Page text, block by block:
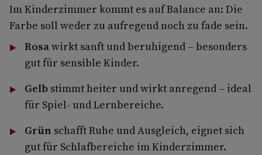
Im Kinderzimmer kommt es auf Balance an: Die
Farbe soll weder zu aufregend noch zu fade sein.
Rosawirkt sanft und beruhigend – besonders
gut für sensible Kinder.
Gelbstimmt heiter und wirkt anregend – ideal
für Spiel- und Lernbereiche.
Grün schafft Ruhe und Ausgleich, eignet sich
gut für Schlafbereiche im Kinderzimmer.